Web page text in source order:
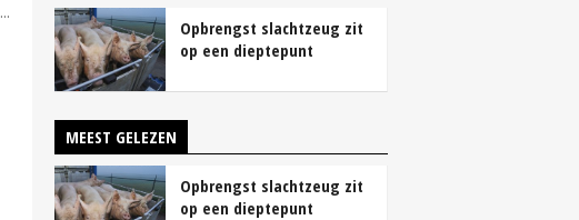
Opbrengst slachtzeug zit
op een dieptepunt
MEEST GELEZEN
Opbrengst slachtzeug zit
op een dieptepunt